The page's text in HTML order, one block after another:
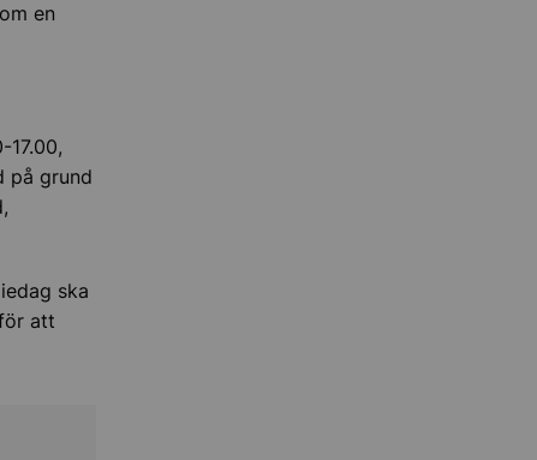
en
på grund
ska
att